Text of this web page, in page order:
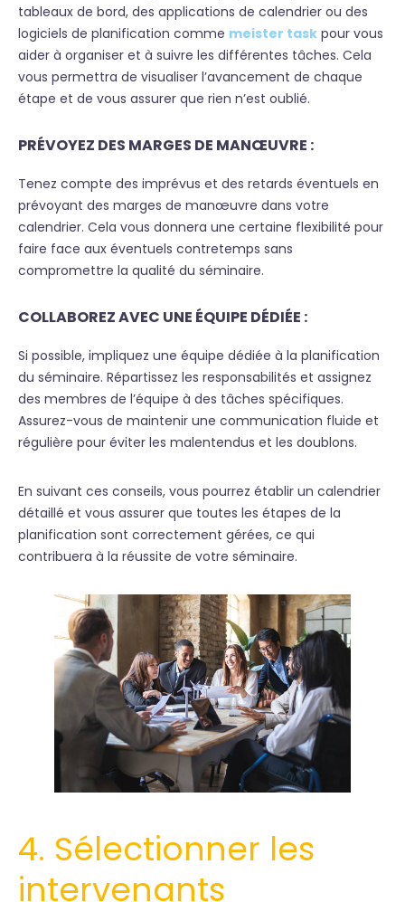
tableaux de bord, des applications de calendrier ou des
logiciels de planification comme meister task pour vous
aider à organiser et à suivre les différentes tâches. Cela
vous permettra de visualiser l’avancement de chaque
étape et de vous assurer que rien n’est oublié.
PRÉVOYEZ DES MARGES DE MANŒUVRE :
Tenez compte des imprévus et des retards éventuels en
prévoyant des marges de manœuvre dans votre
calendrier. Cela vous donnera une certaine flexibilité pour
faire face aux éventuels contretemps sans
compromettre la qualité du séminaire.
COLLABOREZ AVEC UNE ÉQUIPE DÉDIÉE :
Si possible, impliquez une équipe dédiée à la planification
du séminaire. Répartissez les responsabilités et assignez
des membres de l’équipe à des tâches spécifiques.
Assurez-vous de maintenir une communication fluide et
régulière pour éviter les malentendus et les doublons.
En suivant ces conseils, vous pourrez établir un calendrier
détaillé et vous assurer que toutes les étapes de la
planification sont correctement gérées, ce qui
contribuera à la réussite de votre séminaire.
4. Sélectionner les
intervenants